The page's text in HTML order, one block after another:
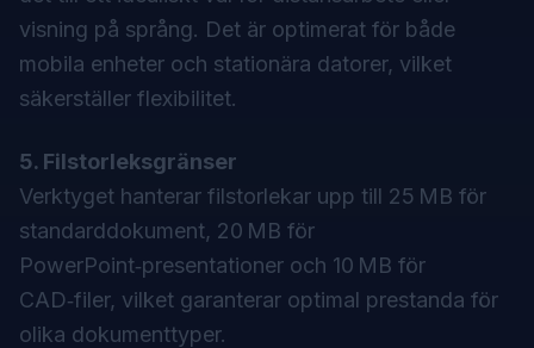
visning på språng. Det är optimerat för både
mobila enheter och stationära datorer, vilket
säkerställer flexibilitet.
5. Filstorleksgränser
Verktyget hanterar filstorlekar upp till 25 MB för
standarddokument, 20 MB för
PowerPoint‑presentationer och 10 MB för
CAD‑filer, vilket garanterar optimal prestanda för
olika dokumenttyper.